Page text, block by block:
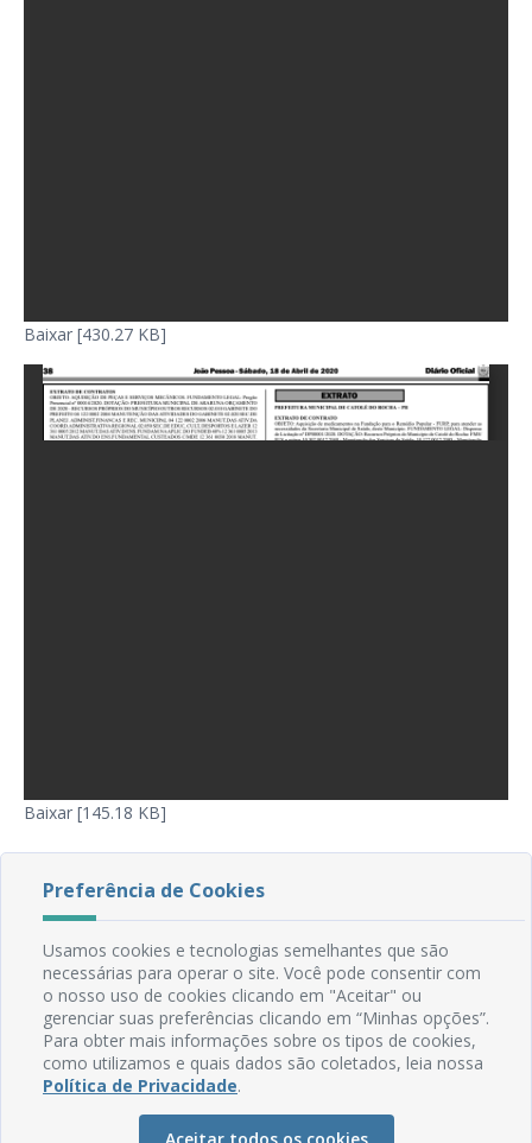
Baixar [430.27 KB]
Baixar [145.18 KB]
Rua do Imperador, 78, Centro
Preferência de Cookies
Usamos cookies e tecnologias semelhantes que são
necessárias para operar o site. Você pode consentir com
o nosso uso de cookies clicando em "Aceitar" ou
gerenciar suas preferências clicando em “Minhas opções”.
Para obter mais informações sobre os tipos de cookies,
como utilizamos e quais dados são coletados, leia nossa
Política de Privacidade.